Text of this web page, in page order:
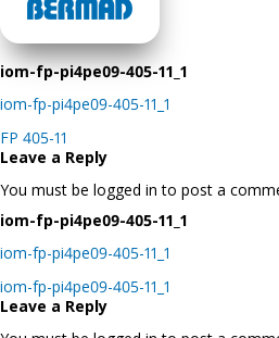
content
iom-fp-pi4pe09-405-11_1
iom-fp-pi4pe09-405-11_1
Post
navigation
FP 405-11
Leave a Reply
You must be logged in to post a
iom-fp-pi4pe09-405-11_1
iom-fp-pi4pe09-405-11_1
Post
navigation
iom-fp-pi4pe09-405-11_1
Leave a Reply